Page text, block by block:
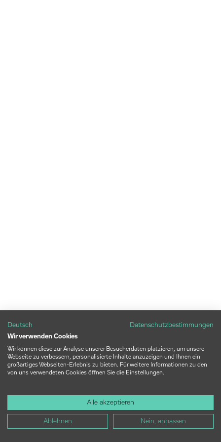
Deutsch
Datenschutzbestimmungen
Wir verwenden Cookies
Wir können diese zur Analyse unserer Besucherdaten platzieren, um unsere
Webseite zu verbessern, personalisierte Inhalte anzuzeigen und Ihnen ein
großartiges Webseiten-Erlebnis zu bieten. Für weitere Informationen zu den
von uns verwendeten Cookies öffnen Sie die Einstellungen.
Alle akzeptieren
Ablehnen Nein, anpassen